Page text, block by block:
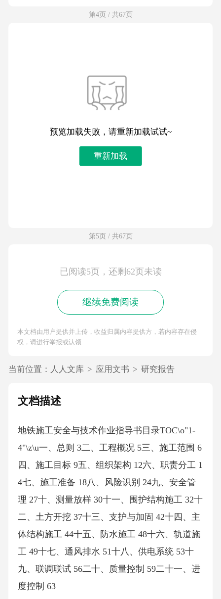
第4页 / 共67页
预览加载失败，请重新加载试试~
重新加载
第5页 / 共67页
已阅读5页，还剩62页未读
继续免费阅读
本文档由用户提供并上传，收益归属内容提供方，若内容存在侵
权，请进行举报或认领
当前位置： 人人文库 > 应用文书 > 研究报告
文档描述
地铁施工安全与技术作业指导书目录TOC\o"1-
4"\z\u一、总则 3二、工程概况 5三、施工范围 6
四、施工目标 9五、组织架构 12六、职责分工 1
4七、施工准备 18八、风险识别 24九、安全管
理 27十、测量放样 30十一、围护结构施工 32十
二、土方开挖 37十三、支护与加固 42十四、主
体结构施工 44十五、防水施工 48十六、轨道施
工 49十七、通风排水 51十八、供电系统 53十
九、联调联试 56二十、质量控制 59二十一、进
度控制 63